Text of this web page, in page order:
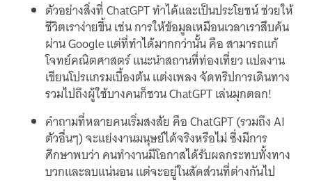
ตัวอย่างสิ่งที่ ChatGPT ทำได้และเป็นประโยชน์ ช่วยให้
ชีวิตเราง่ายขึ้น เช่น การให้ข้อมูลเหมือนเวลาเราสืบค้น
ผ่าน Google แต่ที่ทำได้มากกว่านั้น คือ สามารถแก้
โจทย์คณิตศาสตร์ แนะนำสถานที่ท่องเที่ยว แปลงาน
เขียนโปรแกรมเบื้องต้น แต่งเพลง จัดทริปการเดินทาง
รวมไปถึงผู้ใช้บางคนก็ชวน ChatGPT เล่นมุกตลก!
คำถามที่หลายคนเริ่มสงสัย คือ ChatGPT (รวมถึง AI
ตัวอื่นๆ) จะแย่งงานมนุษย์ได้จริงหรือไม่ ซึ่งมีการ
ศึกษาพบว่า คนทำงานมีโอกาสได้รับผลกระทบทั้งทาง
บวกและลบแน่นอน แต่จะอยู่ในสัดส่วนที่ต่างกันไป